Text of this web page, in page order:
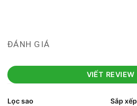
ĐÁNH GIÁ
VIẾT REVIEW
Lọc sao Sắp xếp